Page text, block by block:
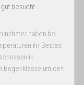
besucht….
haben bei
ihr Bestes
in
Bogenklasse um den